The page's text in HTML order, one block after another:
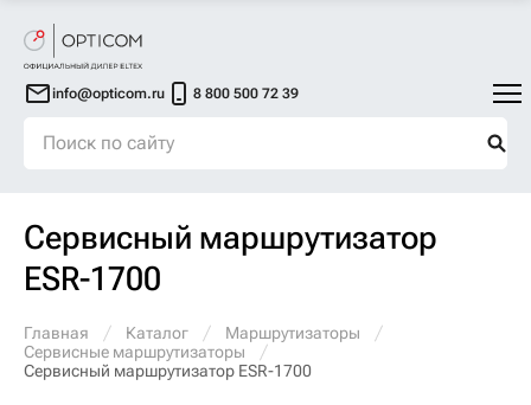
info@opticom.ru 8 800 500 72 39
Сервисный маршрутизатор
ESR-1700
Главная Каталог
Маршрутизаторы
Сервисные маршрутизаторы
Сервисный маршрутизатор ESR-1700